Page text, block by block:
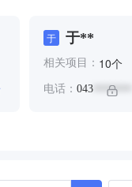
于 于**
相关项目： 10个
电话： 043*******